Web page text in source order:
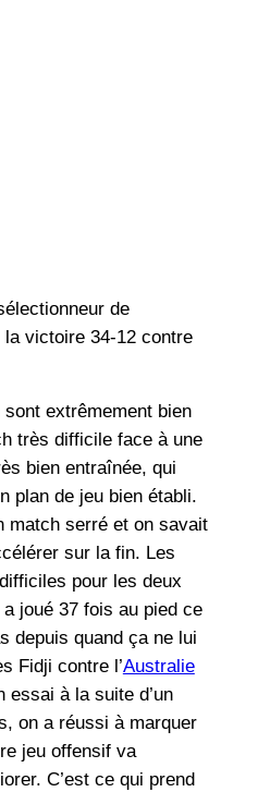
de
la victoire 34-12 contre
sont extrêmement bien
très difficile face à une
bien entraînée, qui
plan de jeu bien établi.
match serré et on savait
sur la fin. Les
pour les deux
joué 37 fois au pied ce
depuis quand ça ne lui
Fidji contre l’Australie
essai à la suite d’un
on a réussi à marquer
jeu offensif va
C’est ce qui prend